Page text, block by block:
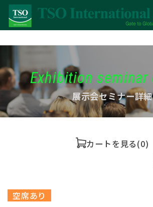
Exhibition
展示会セミナー詳細
カートを見る(0)
空席あり